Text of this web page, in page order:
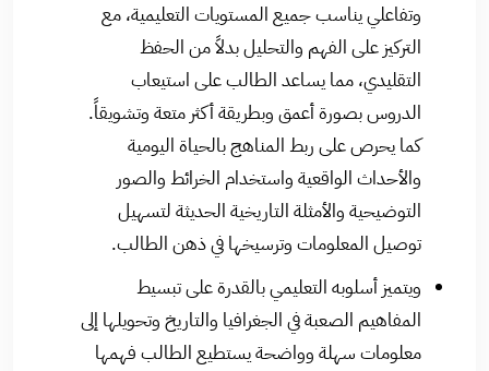
وتفاعلي يناسب جميع المستويات التعليمية، مع
التركيز على الفهم والتحليل بدلاً من الحفظ
التقليدي، مما يساعد الطالب على استيعاب
الدروس بصورة أعمق وبطريقة أكثر متعة وتشويقاً.
كما يحرص على ربط المناهج بالحياة اليومية
والأحداث الواقعية واستخدام الخرائط والصور
التوضيحية والأمثلة التاريخية الحديثة لتسهيل
توصيل المعلومات وترسيخها في ذهن الطالب.
ويتميز أسلوبه التعليمي بالقدرة على تبسيط
المفاهيم الصعبة في الجغرافيا والتاريخ وتحويلها إلى
معلومات سهلة وواضحة يستطيع الطالب فهمها